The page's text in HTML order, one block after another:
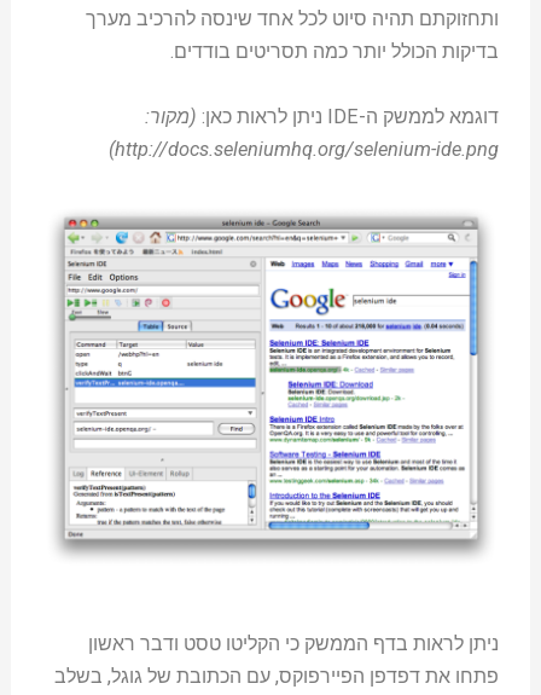
ותחזוקתם תהיה סיוט לכל אחד שינסה להרכיב מערך
בדיקות הכולל יותר כמה תסריטים בודדים.
דוגמא לממשק ה-IDE ניתן לראות כאן:
(מקור:
http://docs.seleniumhq.org/selenium-ide.png)
ניתן לראות בדף הממשק כי הקליטו טסט ודבר ראשון
פתחו את דפדפן הפיירפוקס, עם הכתובת של גוגל, בשלב